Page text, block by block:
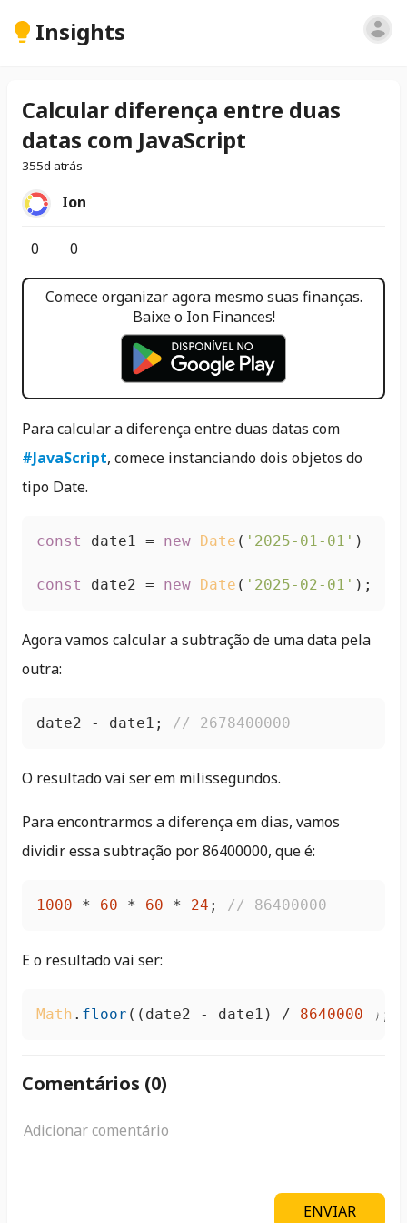
Insights
Calcular diferença entre duas
datas com JavaScript
355d atrás
Ion
0 0
Comece organizar agora mesmo suas finanças.
Baixe o Ion Finances!
Para calcular a diferença entre duas datas com
#JavaScript, comece instanciando dois objetos do
tipo Date.
const date1 = new Date ( '2025-01-01' );
const date2 = new Date ( '2025-02-01' );
Agora vamos calcular a subtração de uma data pela
outra:
date2 - date1; // 2678400000
O resultado vai ser em milissegundos.
Para encontrarmos a diferença em dias, vamos
dividir essa subtração por 86400000, que é:
1000 * 60 * 60 * 24 ; // 86400000
E o resultado vai ser:
Math . floor ((date2 - date1) / 86400000 );
Comentários (0)
ENVIAR